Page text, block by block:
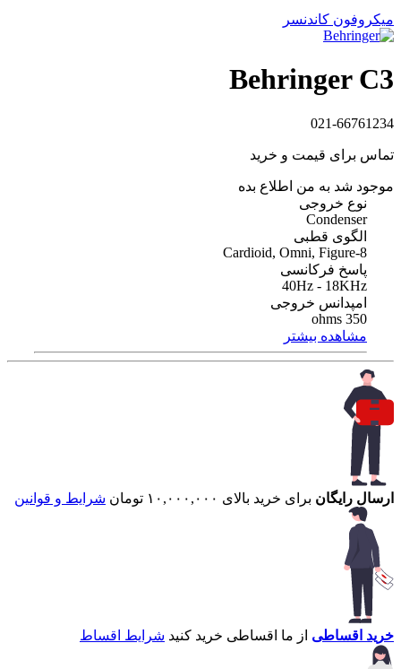
میکروفون کاندنسر
Behringer C3
021-66761234
تماس برای قیمت و خرید
موجود شد به من اطلاع بده
نوع خروجی
Condenser
الگوی قطبی
Cardioid, Omni, Figure-8
پاسخ فرکانسی
40Hz - 18KHz
امپدانس خروجی
350 ohms
مشاهده بیشتر
ارسال رایگان برای خرید بالای ۱۰,۰۰۰,۰۰۰ تومان شرایط و قوانین
خرید اقساطی از ما اقساطی خرید کنید شرایط اقساط